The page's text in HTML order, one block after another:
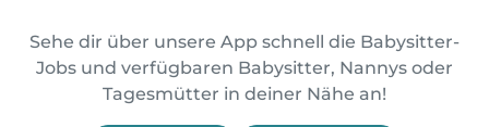
Sehe dir über unsere App schnell die Babysitter-
Jobs und verfügbaren Babysitter, Nannys oder
Tagesmütter in deiner Nähe an!